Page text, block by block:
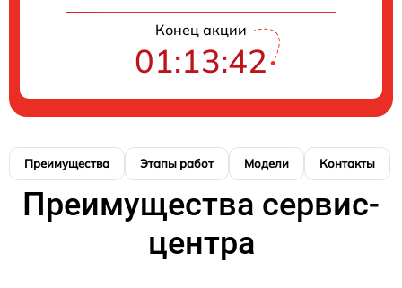
Конец акции
01:13:41
Преимущества Этапы работ Модели Контакты
Преимущества сервис-
центра